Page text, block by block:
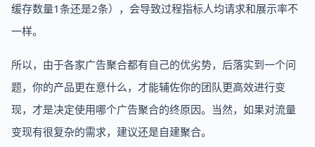
缓存数量1条还是2条），会导致过程指标人均请求和展示率不
一样。
所以，由于各家广告聚合都有自己的优劣势，后落实到一个问
题，你的产品更在意什么，才能辅佐你的团队更高效进行变
现，才是决定使用哪个广告聚合的终原因。当然，如果对流量
变现有很复杂的需求，建议还是自建聚合。